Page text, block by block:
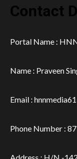
Contact
Portal Name :
Name : Praveen
Email :
Phone Number :